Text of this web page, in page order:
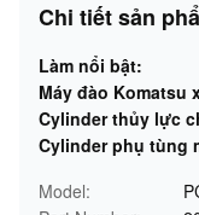
Chi tiết sản
Làm nổi bật:
Máy đào Komatsu
Cylinder thủy lực
Cylinder phụ tùng
Model: